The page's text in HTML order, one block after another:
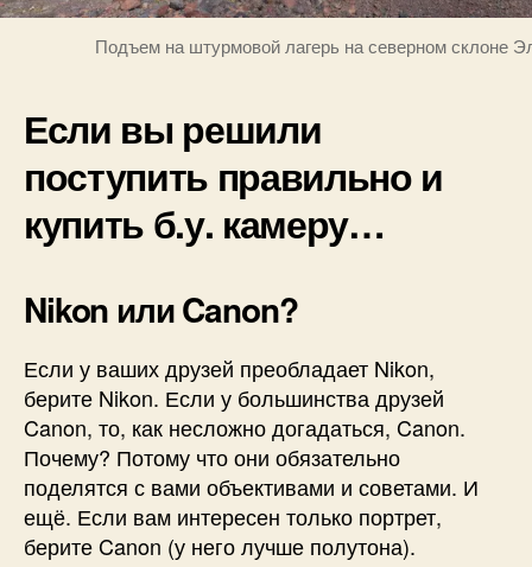
Подъем на штурмовой лагерь на северном склоне
Если вы решили
поступить правильно и
купить б.у. камеру…
Nikon или Canon?
Если у ваших друзей преобладает Nikon,
берите Nikon. Если у большинства друзей
Canon, то, как несложно догадаться, Canon.
Почему? Потому что они обязательно
поделятся с вами объективами и советами. И
ещё. Если вам интересен только портрет,
берите Canon (у него лучше полутона).